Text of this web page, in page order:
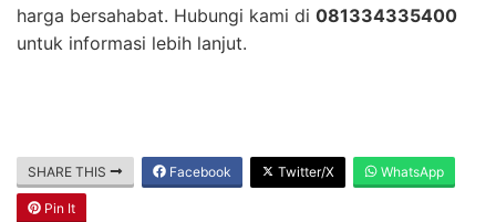
harga bersahabat. Hubungi kami di 081334335400
untuk informasi lebih lanjut.
SHARE THIS Facebook Twitter/X WhatsApp
Pin It